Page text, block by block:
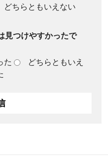
どちらともいえない
見つけやすかったで
た
どちらともいえ